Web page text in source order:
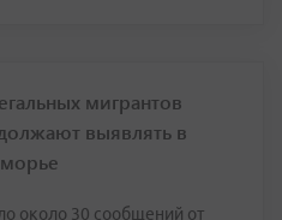
мигрантов
выявлять в
около 30 сообщений от